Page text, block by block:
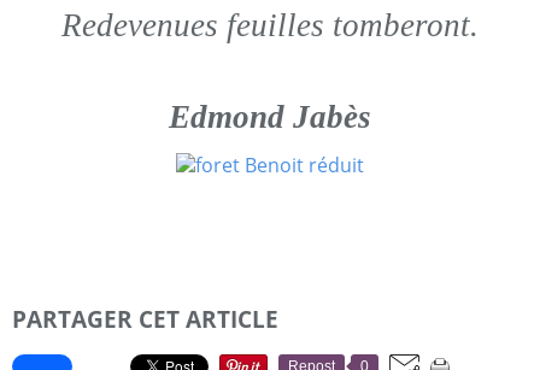
Redevenues feuilles tomberont.
Edmond Jabès
PARTAGER CET ARTICLE
Repost 0